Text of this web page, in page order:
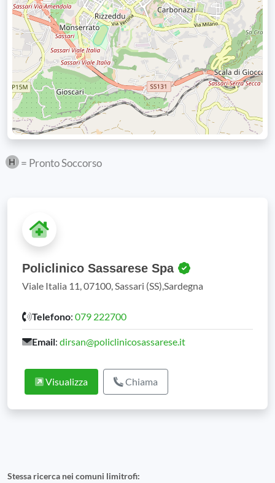
= Pronto Soccorso
Policlinico Sassarese Spa
Viale Italia 11, 07100, Sassari (SS),Sardegna
Telefono: 079 222700
Email: dirsan@policlinicosassarese.it
Visualizza Chiama
Stessa ricerca nei comuni limitrofi: